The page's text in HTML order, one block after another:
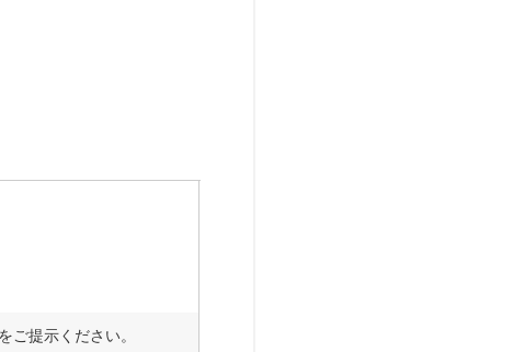
ご提示ください。